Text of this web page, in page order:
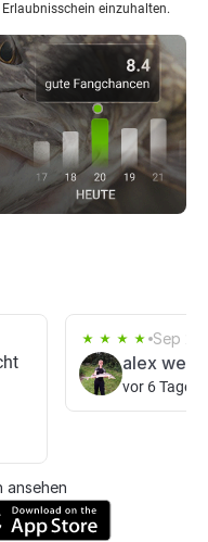
einzuhalten.
Sep
alex
vor 6 Tagen
ansehen